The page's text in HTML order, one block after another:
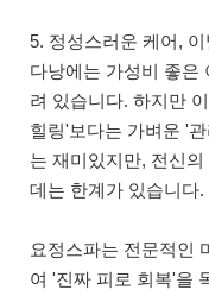
5. 정성스러운 케어,
다낭에는 가성비 좋은
려 있습니다. 하지만
힐링'보다는 가벼운 '
는 재미있지만, 전신
데는 한계가 있습니다.
요정스파는 전문적인
여 '진짜 피로 회복'을